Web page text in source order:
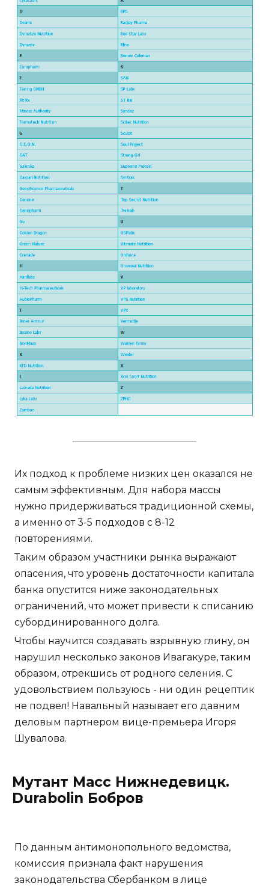
Их подход к проблеме низких цен оказался не
самым эффективным. Для набора массы
нужно придерживаться традиционной схемы,
а именно от 3-5 подходов с 8-12
повторениями.
Таким образом участники рынка выражают
опасения, что уровень достаточности капитала
банка опустится ниже законодательных
ограничений, что может привести к списанию
субординированного долга.
Чтобы научится создавать взрывную глину, он
нарушил несколько законов Ивагакуре, таким
образом, отрекшись от родного селения. С
удовольствием пользуюсь - ни один рецептик
не подвел! Навальный называет его давним
деловым партнером вице-премьера Игоря
Шувалова.
Мутант Масс Нижнедевицк.
Durabolin Бобров
По данным антимонопольного ведомства,
комиссия признала факт нарушения
законодательства Сбербанком в лице